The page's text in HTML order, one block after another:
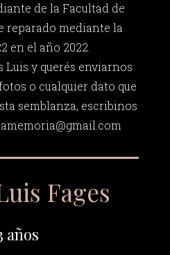
de la Facultad de
reparado mediante la
en el año 2022.
Luis y querés enviarnos
o cualquier dato que
semblanza, escribinos
Fages
años